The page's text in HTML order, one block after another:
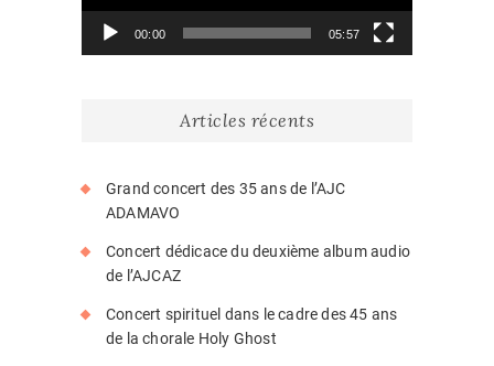
00:00 05:57
Articles récents
Grand concert des 35 ans de l’AJC
ADAMAVO
Concert dédicace du deuxième album audio
de l’AJCAZ
Concert spirituel dans le cadre des 45 ans
de la chorale Holy Ghost